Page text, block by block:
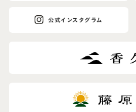
公式インスタグラム